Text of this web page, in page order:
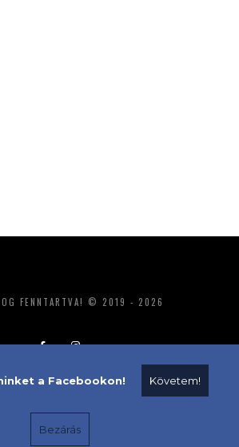
FENNTARTVA! © 2019 - 2026
IMPRESSZUM MÉDIAAJÁNLAT
a Facebookon! Követem!
Bezárás